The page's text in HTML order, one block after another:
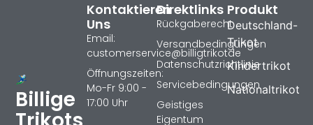
Billige
Produkt
Deutschland-
Trikot
Kindertrikot
Nationaltrikot
Direktlinks
Rückgaberecht
Versandbedingungen
Datenschutzrichtlinie
Servicebedingungen
Geistiges
Eigentum
Kontaktieren
Uns
Email:
customerservice@billigtrikotde
Öffnungszeiten:
Mo-Fr 9:00 -
17:00 Uhr